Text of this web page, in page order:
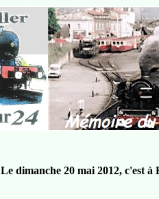
Le dimanche 20 mai 2012, c'est à